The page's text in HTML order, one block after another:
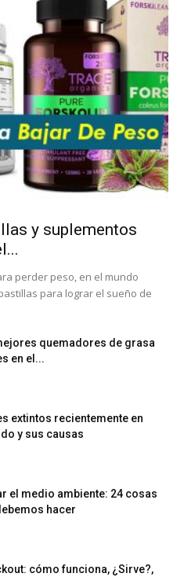
y suplementos
perder peso, en el mundo
para lograr el sueño de
quemadores de grasa
en el...
extintos recientemente en
y sus causas
el medio ambiente: 24 cosas
hacer
cómo funciona, ¿Sirve?,